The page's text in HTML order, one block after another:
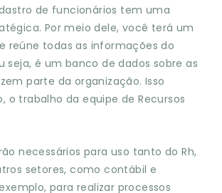
de funcionários tem uma
Por meio dele, você terá um
reúne todas as informações do
seja, é um banco de dados sobre as
parte da organização. Isso
o trabalho da equipe de Recursos
necessários para uso tanto do Rh,
setores, como contábil e
para realizar processos